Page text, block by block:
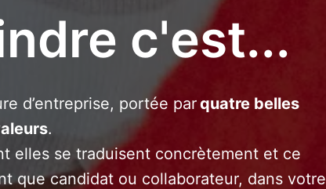
c'est...
d’entreprise, portée par quatre belles
.
elles se traduisent concrètement et ce
que candidat ou collaborateur, dans votre